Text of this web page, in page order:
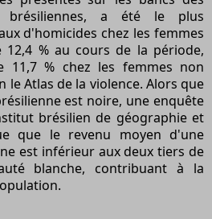
brésiliennes, a été le plus
d'homicides chez les femmes
% au cours de la période,
% chez les femmes non
le Atlas de la violence. Alors que
est noire, une enquête
brésilien de géographie et
que le revenu moyen d'une
est inférieur aux deux tiers de
blanche, contribuant à la